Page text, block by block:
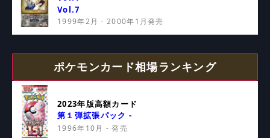
Vol.7
1999年2月 - 2000年1月発売
ポケモンカード相場ランキング
2023年版高額カード
第１弾拡張パック -
1996年10月 - 発売